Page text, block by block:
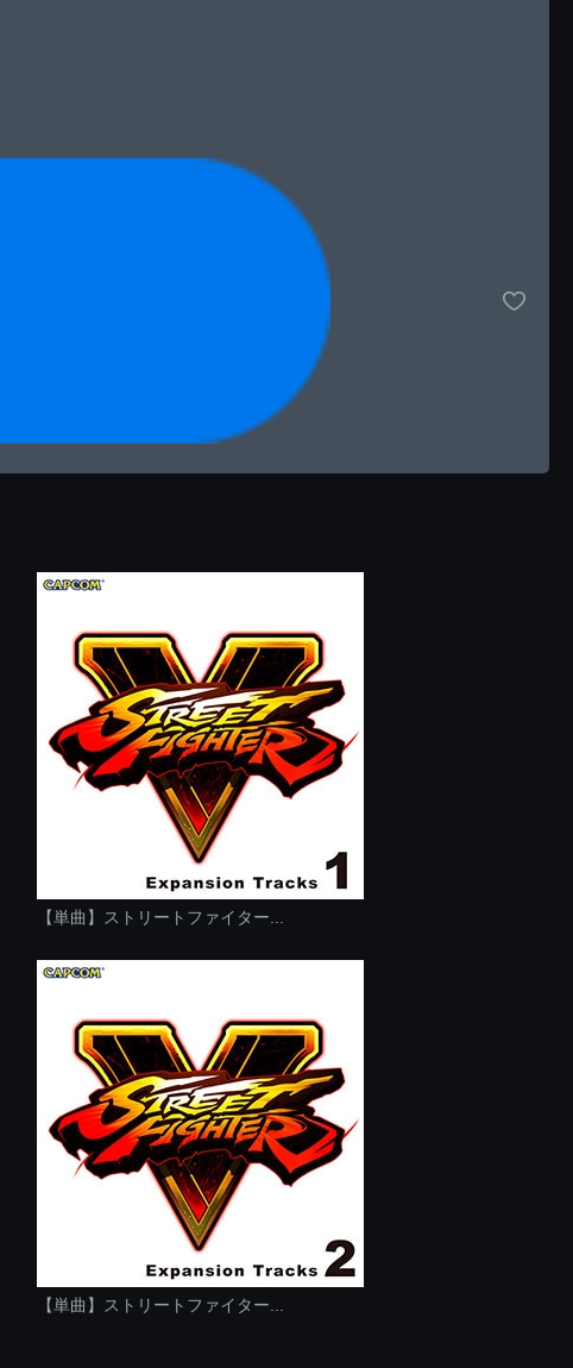
【単曲】ストリートファイター...
【単曲】ストリートファイター...